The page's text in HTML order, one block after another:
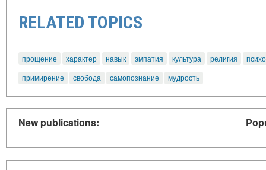
RELATED TOPICS
прощение характер навык эмпатия культура религия
примирение
свобода самопознание мудрость
New publications: